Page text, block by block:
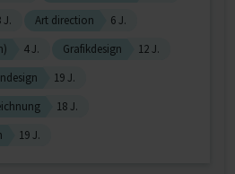
J. Art direction
6 J.
4 J. Grafikdesign
12 J.
19 J.
18 J.
19 J.